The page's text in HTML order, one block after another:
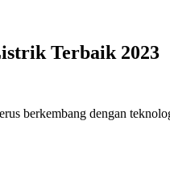
Terbaik 2023
berkembang dengan